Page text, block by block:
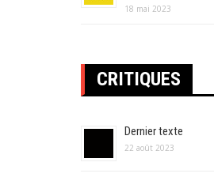
18 mai 2023
CRITIQUES
Dernier texte
22 août 2023